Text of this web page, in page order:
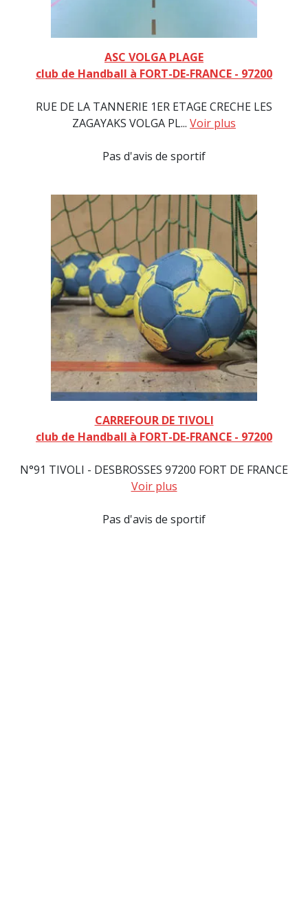
ASC VOLGA PLAGE
club de Handball à FORT-DE-FRANCE - 97200
RUE DE LA TANNERIE 1ER ETAGE CRECHE LES
ZAGAYAKS VOLGA PL... Voir plus
Pas d'avis de sportif
CARREFOUR DE TIVOLI
club de Handball à FORT-DE-FRANCE - 97200
N°91 TIVOLI - DESBROSSES 97200 FORT DE FRANCE
Voir plus
Pas d'avis de sportif